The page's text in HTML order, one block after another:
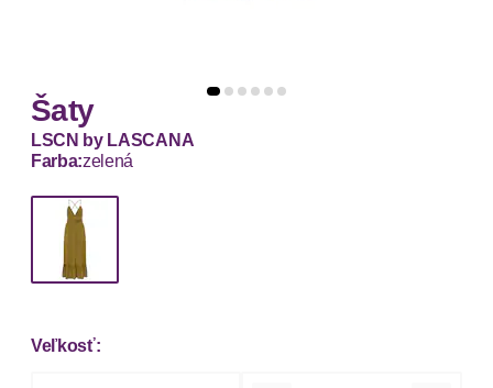
Šaty
LSCN by LASCANA
Farba:zelená
Veľkosť: